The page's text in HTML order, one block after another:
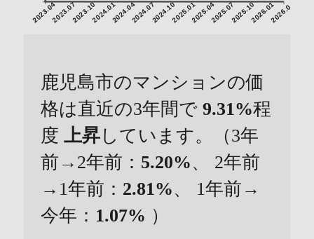
2023.042023.072023.102024.012024.042024.072024.102025.012025.042025.072025.102026.012026.04
鹿児島市のマンションの価
格は直近の3年間で 9.31%程
度 上昇しています。（3年
前→2年前： 5.20%、 2年前
→1年前： 2.81%、 1年前→
今年： 1.07% ）